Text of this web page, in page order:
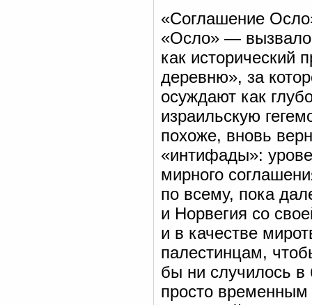
«Соглашение
«Осло» — вызвало
как исторический
деревню», за
осуждают как
израильскую
похоже, вновь
«интифады»:
мирного
по всему, пока
и Норвегия со
и в качестве
палестинцам,
бы ни случилось
просто временным